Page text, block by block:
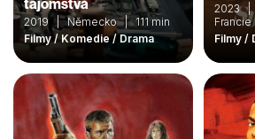
2019 | Německo | 111 min
Filmy / Komedie / Drama
2023 |
Filmy /